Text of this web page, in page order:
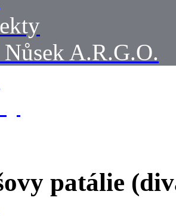
Nůsek A.R.G.O.
patálie